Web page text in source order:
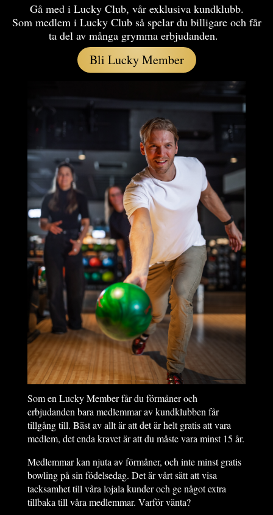
Gå med i Lucky Club, vår exklusiva kundklubb.
Som medlem i Lucky Club så spelar du billigare och får
ta del av många grymma erbjudanden.
Bli Lucky Member
Som en Lucky Member får du förmåner och
erbjudanden bara medlemmar av kundklubben får
tillgång till. Bäst av allt är att det är helt gratis att vara
medlem, det enda kravet är att du måste vara minst 15 år.
Medlemmar kan njuta av förmåner, och inte minst gratis
bowling på sin födelsedag. Det är vårt sätt att visa
tacksamhet till våra lojala kunder och ge något extra
tillbaka till våra medlemmar. Varför vänta?